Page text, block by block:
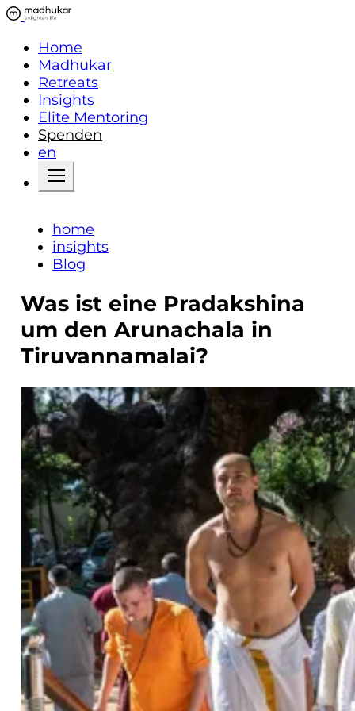
Home
Madhukar
Retreats
Insights
Elite Mentoring
Spenden
en
home
insights
Blog
Was ist eine Pradakshina
um den Arunachala in
Tiruvannamalai?